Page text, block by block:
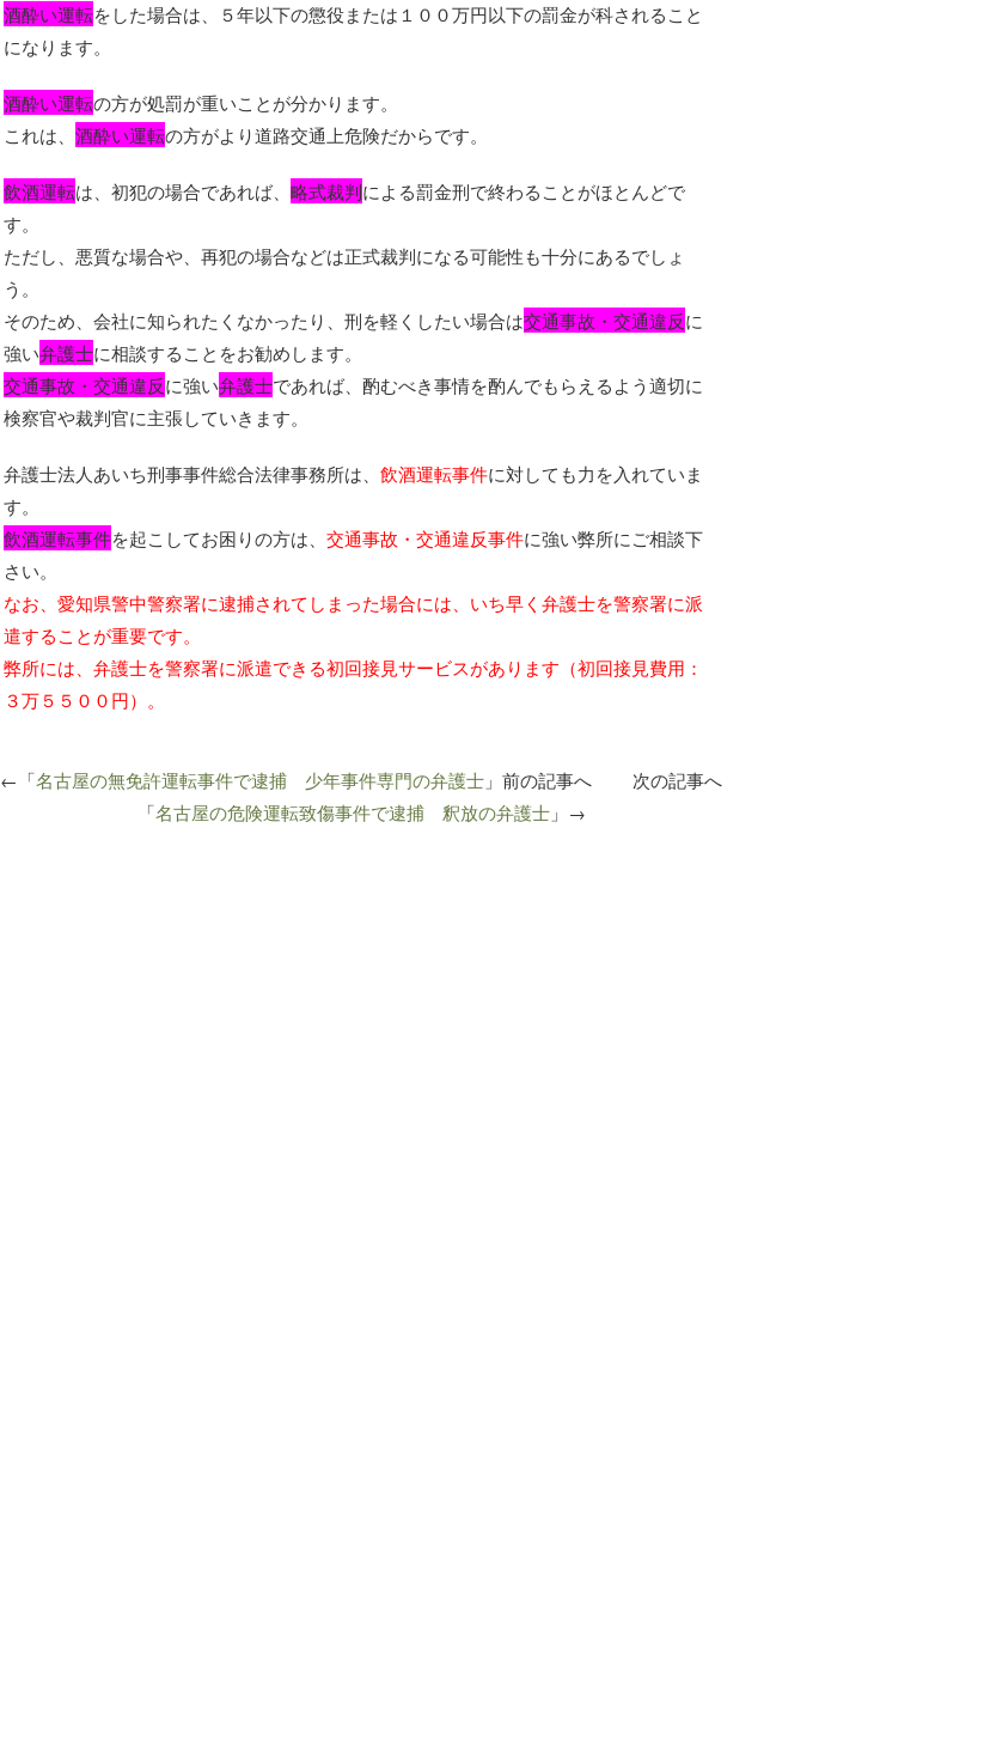
酒酔い運転をした場合は、５年以下の懲役または１００万円以下の罰金が科されること
になります。
酒酔い運転の方が処罰が重いことが分かります。
これは、 酒酔い運転の方がより道路交通上危険だからです。
飲酒運転は、初犯の場合であれば、 略式裁判による罰金刑で終わることがほとんどで
す。
ただし、悪質な場合や、再犯の場合などは正式裁判になる可能性も十分にあるでしょ
う。
そのため、会社に知られたくなかったり、刑を軽くしたい場合は交通事故・交通違反に
強い弁護士に相談することをお勧めします。
交通事故・交通違反に強い弁護士であれば、酌むべき事情を酌んでもらえるよう適切に
検察官や裁判官に主張していきます。
弁護士法人あいち刑事事件総合法律事務所は、 飲酒運転事件に対しても力を入れていま
す。
飲酒運転事件を起こしてお困りの方は、 交通事故・交通違反事件に強い弊所にご相談下
さい。
なお、愛知県警中警察署に逮捕されてしまった場合には、いち早く弁護士を警察署に派
遣することが重要です。
弊所には、弁護士を警察署に派遣できる初回接見サービスがあります（初回接見費用：
３万５５００円）。
←「名古屋の無免許運転事件で逮捕 少年事件専門の弁護士 」前の記事へ 次の記事へ
「名古屋の危険運転致傷事件で逮捕 釈放の弁護士」→